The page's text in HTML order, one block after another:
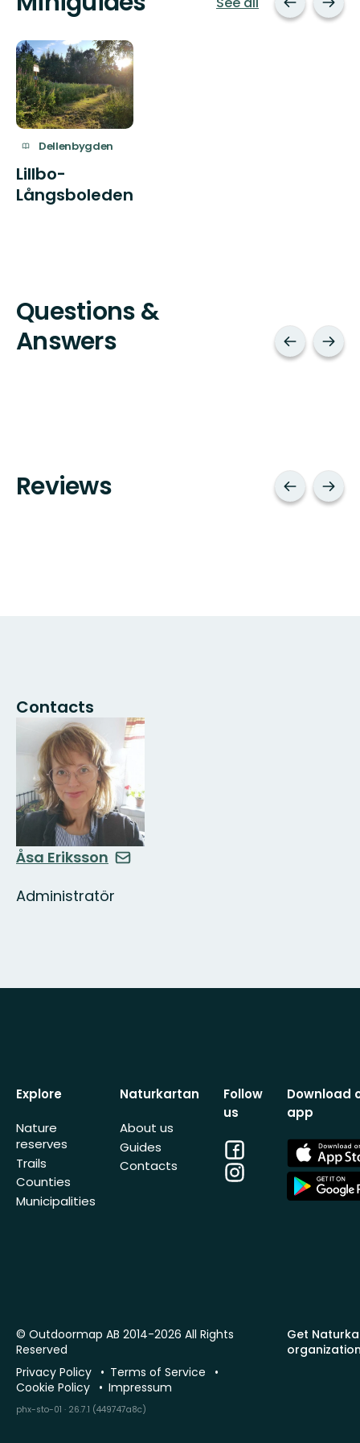
Dellenbygden
Lillbo-
Långsboleden
Questions &
Answers
Reviews
Contacts
Åsa Eriksson
Administratör
Explore
Nature
reserves
Trails
Counties
Municipalities
Naturkartan
About us
Guides
Contacts
Follow
us
Facebook
Instagram
Download
app
App
Store
App
Store
Get
© Outdoormap AB 2014-2026 All Rights
Reserved
Privacy Policy
Terms of Service
Cookie Policy
Impressum
phx-sto-01 · 26.7.1 (449747a8c)